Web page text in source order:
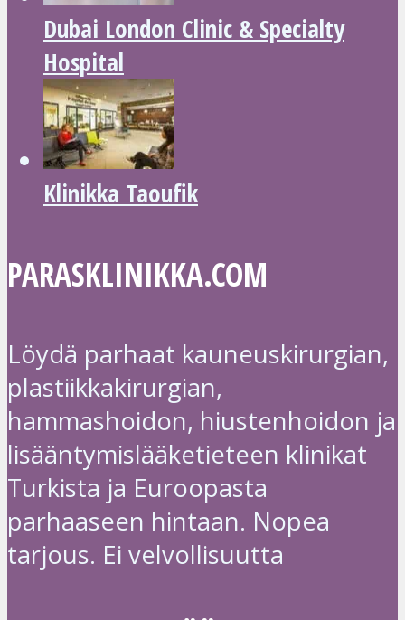
Dubai London Clinic & Specialty
Hospital
Klinikka Taoufik
PARASKLINIKKA.COM
Löydä parhaat kauneuskirurgian,
plastiikkakirurgian,
hammashoidon, hiustenhoidon ja
lisääntymislääketieteen klinikat
Turkista ja Euroopasta
parhaaseen hintaan. Nopea
tarjous. Ei velvollisuutta